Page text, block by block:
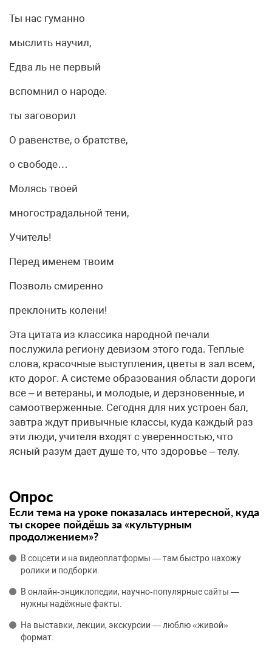
Ты нас гуманно
мыслить научил,
Едва ль не первый
вспомнил о народе.
ты заговорил
О равенстве, о братстве,
о свободе…
Молясь твоей
многострадальной тени,
Учитель!
Перед именем твоим
Позволь смиренно
преклонить колени!
Эта цитата из классика народной печали
послужила региону девизом этого года. Теплые
слова, красочные выступления, цветы в зал всем,
кто дорог. А системе образования области дороги
все – и ветераны, и молодые, и дерзновенные, и
самоотверженные. Сегодня для них устроен бал,
завтра ждут привычные классы, куда каждый раз
эти люди, учителя входят с уверенностью, что
ясный разум дает душе то, что здоровье – телу.
Опрос
Если тема на уроке показалась интересной, куда
ты скорее пойдёшь за «культурным
продолжением»?
В соцсети и на видеоплатформы — там быстро нахожу
ролики и подборки.
В онлайн‑энциклопедии, научно‑популярные сайты —
нужны надёжные факты.
На выставки, лекции, экскурсии — люблю «живой»
формат.